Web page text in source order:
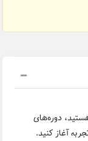
دوره‌های
آغاز کنید.